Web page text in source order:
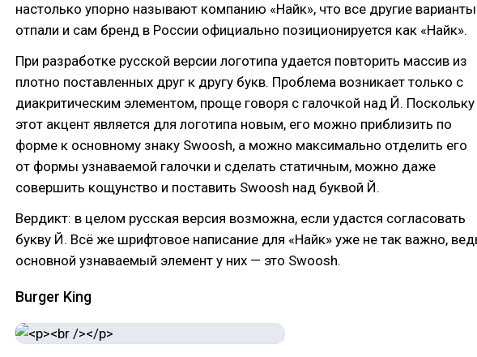
настолько упорно называют компанию «Найк», что все другие варианты
отпали и сам бренд в России официально позиционируется как «Найк».
При разработке русской версии логотипа удается повторить массив из
плотно поставленных друг к другу букв. Проблема возникает только с
диакритическим элементом, проще говоря с галочкой над Й. Поскольку
этот акцент является для логотипа новым, его можно приблизить по
форме к основному знаку Swoosh, а можно максимально отделить его
от формы узнаваемой галочки и сделать статичным, можно даже
совершить кощунство и поставить Swoosh над буквой Й.
Вердикт: в целом русская версия возможна, если удастся согласовать
букву Й. Всё же шрифтовое написание для «Найк» уже не так важно,
основной узнаваемый элемент у них — это Swoosh.
Burger King